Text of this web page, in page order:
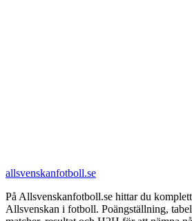
allsvenskanfotboll.se
På Allsvenskanfotboll.se hittar du
Allsvenskan i fotboll. Poängställning,